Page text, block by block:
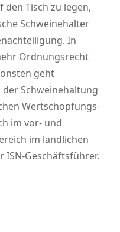
Tisch zu legen,
Schweinehalter
In
Ordnungsrecht
geht
Schweinehaltung
Wertschöpfungs-
im vor- und
im ländlichen
ISN-Geschäftsführer.